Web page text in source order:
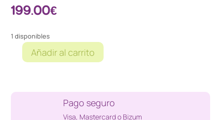
199.00€
1 disponibles
IPAD
10.5"
Añadir al carrito
Pago seguro
Visa, Mastercard o Bizum